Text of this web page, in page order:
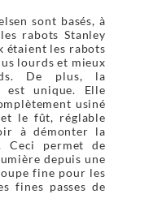
sont basés, à
rabots Stanley
étaient les rabots
lourds et mieux
De plus, la
est unique. Elle
usiné
le fût, réglable
à démonter la
permet de
depuis une
fine pour les
fines passes de